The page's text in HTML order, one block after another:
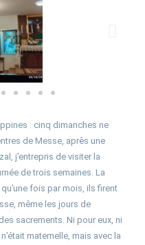
: cinq dimanches ne
de Messe, après une
j’entrepris de visiter la
de trois semaines. La
fois par mois, ils firent
même les jours de
sacrements. Ni pour eux, ni
maternelle, mais avec la